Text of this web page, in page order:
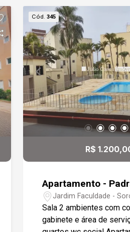
Cód. 345
R$
Apartamento -
Jardim Faculdade -
Sala 2 ambientes com
gabinete e área de